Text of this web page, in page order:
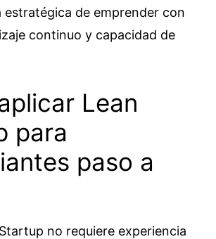
estratégica de emprender con
continuo y capacidad de
Lean
para
paso a
no requiere experiencia